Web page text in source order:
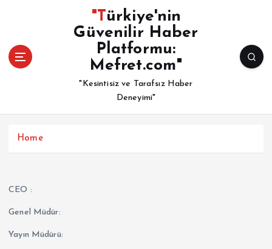
"Türkiye'nin
Güvenilir Haber
Platformu:
Mefret.com"
"Kesintisiz ve Tarafsız Haber
Deneyimi"
Home
CEO :
Genel Müdür:
Yayın Müdürü: